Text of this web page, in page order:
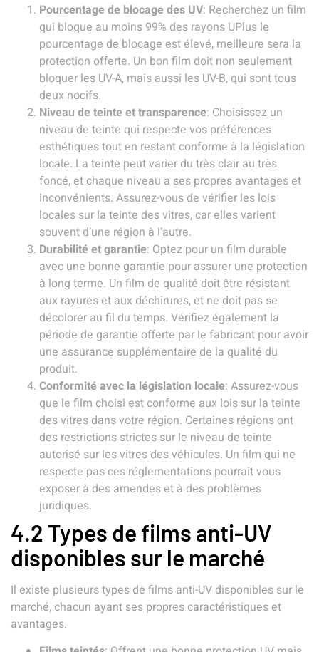
Pourcentage de blocage des UV: Recherchez un film
qui bloque au moins 99% des rayons UPlus le
pourcentage de blocage est élevé, meilleure sera la
protection offerte. Un bon film doit non seulement
bloquer les UV-A, mais aussi les UV-B, qui sont tous
deux nocifs.
Niveau de teinte et transparence: Choisissez un
niveau de teinte qui respecte vos préférences
esthétiques tout en restant conforme à la législation
locale. La teinte peut varier du très clair au très
foncé, et chaque niveau a ses propres avantages et
inconvénients. Assurez-vous de vérifier les lois
locales sur la teinte des vitres, car elles varient
souvent d’une région à l’autre.
Durabilité et garantie: Optez pour un film durable
avec une bonne garantie pour assurer une protection
à long terme. Un film de qualité doit être résistant
aux rayures et aux déchirures, et ne doit pas se
décolorer au fil du temps. Vérifiez également la
période de garantie offerte par le fabricant pour avoir
une assurance supplémentaire de la qualité du
produit.
Conformité avec la législation locale: Assurez-vous
que le film choisi est conforme aux lois sur la teinte
des vitres dans votre région. Certaines régions ont
des restrictions strictes sur le niveau de teinte
autorisé sur les vitres des véhicules. Un film qui ne
respecte pas ces réglementations pourrait vous
exposer à des amendes et à des problèmes
juridiques.
4.2 Types de films anti-UV
disponibles sur le marché
Il existe plusieurs types de films anti-UV disponibles sur le
marché, chacun ayant ses propres caractéristiques et
avantages.